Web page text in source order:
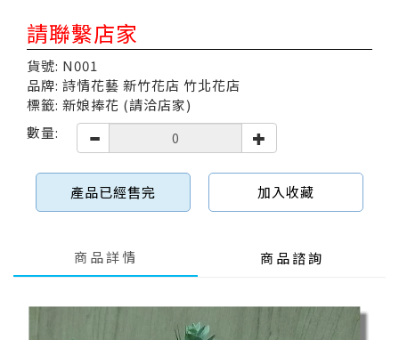
請聯繫店家
貨號: N001
品牌: 詩情花藝 新竹花店 竹北花店
標籤: 新娘捧花 (請洽店家)
數量:
產品已經售完 加入收藏
商品詳情 商品諮詢